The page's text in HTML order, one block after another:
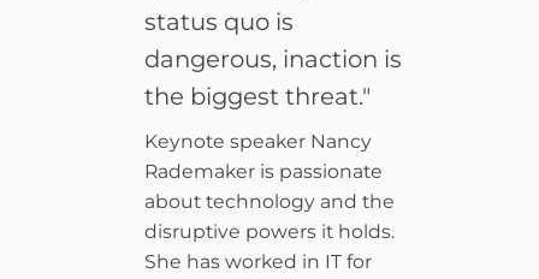
status quo is
dangerous, inaction is
the biggest threat."
Keynote speaker Nancy
Rademaker is passionate
about technology and the
disruptive powers it holds.
She has worked in IT for